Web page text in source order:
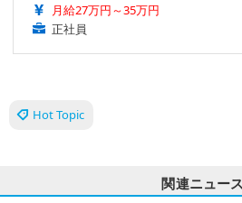
月給27万円～35万円
正社員
Hot Topic
関連ニュース